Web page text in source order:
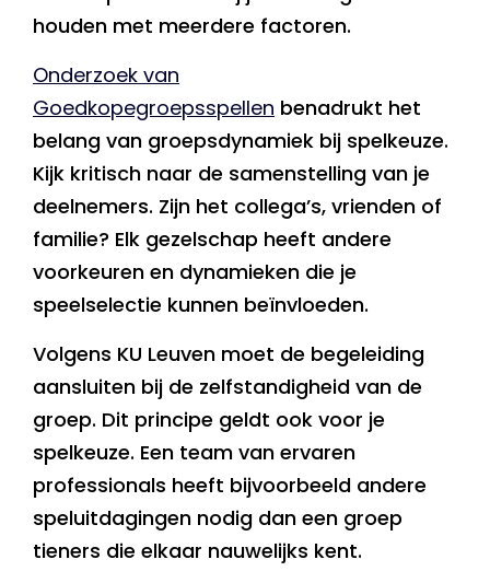
houden met meerdere factoren.
Onderzoek van
Goedkopegroepsspellen benadrukt het
belang van groepsdynamiek bij spelkeuze.
Kijk kritisch naar de samenstelling van je
deelnemers. Zijn het collega’s, vrienden of
familie? Elk gezelschap heeft andere
voorkeuren en dynamieken die je
speelselectie kunnen beïnvloeden.
Volgens KU Leuven moet de begeleiding
aansluiten bij de zelfstandigheid van de
groep. Dit principe geldt ook voor je
spelkeuze. Een team van ervaren
professionals heeft bijvoorbeeld andere
speluitdagingen nodig dan een groep
tieners die elkaar nauwelijks kent.